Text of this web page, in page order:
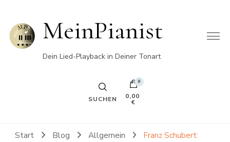
MeinPianist
Dein Lied-Playback in Deiner Tonart
SUCHEN
0
0,00
€
Start Blog Allgemein
Franz Schubert: